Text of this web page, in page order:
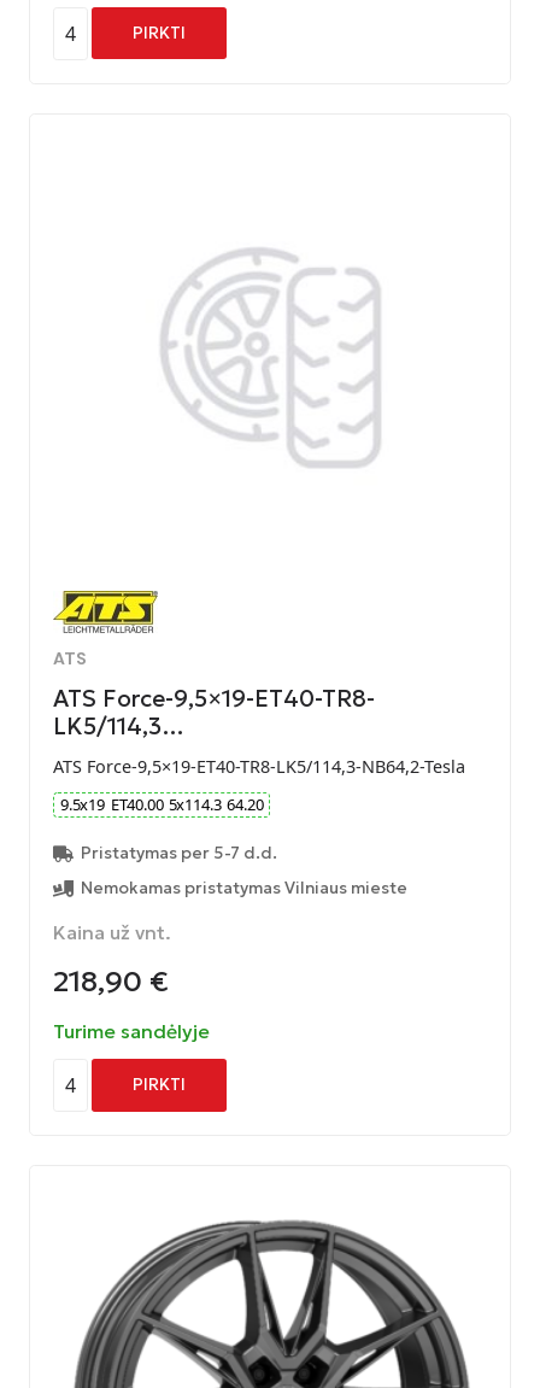
4 PIRKTI
ATS
ATS Force-9,5×19-ET40-TR8-
LK5/114,3…
ATS Force-9,5×19-ET40-TR8-LK5/114,3-NB64,2-Tesla
9.5x19 ET40.00 5x114.3 64.20
Pristatymas per 5-7 d.d.
Nemokamas pristatymas Vilniaus mieste
Kaina už vnt.
218,90 €
Turime sandėlyje
4 PIRKTI